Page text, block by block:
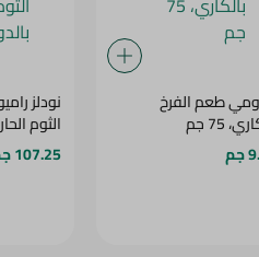
طعم الفرخ
75 جم
نودلز
الثوم
107.25 جم